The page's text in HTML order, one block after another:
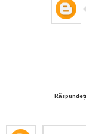
Răspundeți